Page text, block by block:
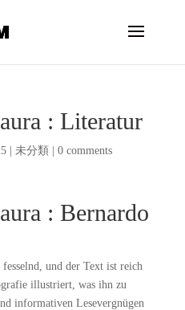
: Literatur
| 未分類 0 comments
: Bernardo
und der Text ist reich
illustriert, was ihn zu
informativen Lesevergnügen